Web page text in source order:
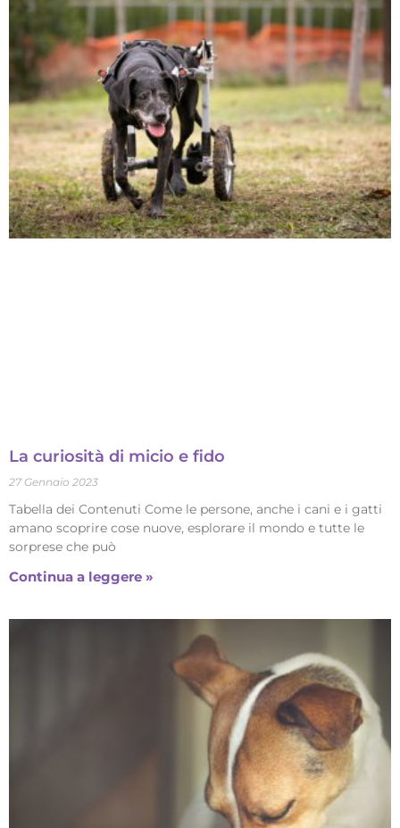
La curiosità di micio e fido
27 Gennaio 2023
Tabella dei Contenuti Come le persone, anche i cani e i gatti
amano scoprire cose nuove, esplorare il mondo e tutte le
sorprese che può
Continua a leggere »